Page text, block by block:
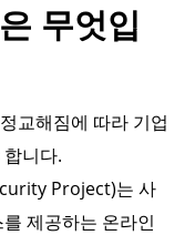
무엇입
교해짐에 따라 기업
니다.
Project)는 사
제공하는 온라인